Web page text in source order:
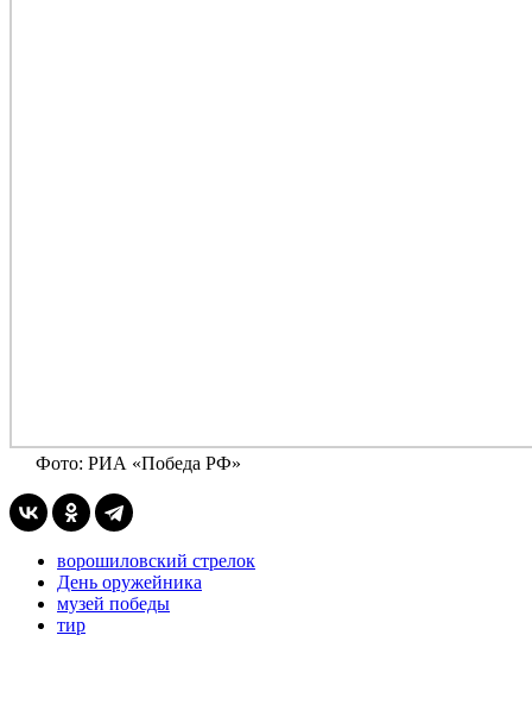
Фото: РИА «Победа РФ»
ворошиловский стрелок
День оружейника
музей победы
тир